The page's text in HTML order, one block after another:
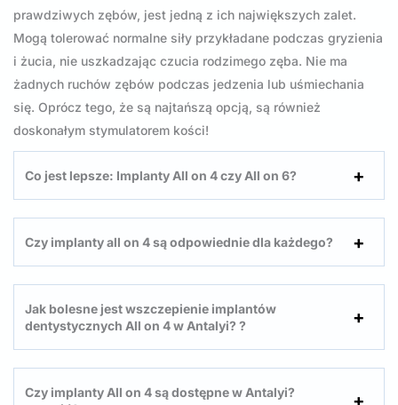
prawdziwych zębów, jest jedną z ich największych zalet.
Mogą tolerować normalne siły przykładane podczas gryzienia
i żucia, nie uszkadzając czucia rodzimego zęba. Nie ma
żadnych ruchów zębów podczas jedzenia lub uśmiechania
się. Oprócz tego, że są najtańszą opcją, są również
doskonałym stymulatorem kości!
Co jest lepsze: Implanty All on 4 czy All on 6?
Czy implanty all on 4 są odpowiednie dla każdego?
Jak bolesne jest wszczepienie implantów
dentystycznych All on 4 w Antalyi? ?
Czy implanty All on 4 są dostępne w Antalyi?